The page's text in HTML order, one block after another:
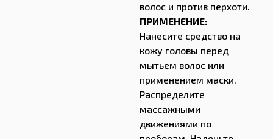
волос и против перхоти.
ПРИМЕНЕНИЕ:
Нанесите средство на
кожу головы перед
мытьем волос или
применением маски.
Распределите
массажными
движениями по